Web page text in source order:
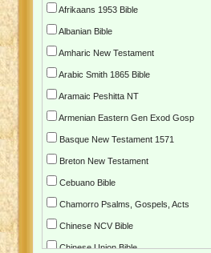
Afrikaans 1953 Bible
Albanian Bible
Amharic New Testament
Arabic Smith 1865 Bible
Aramaic Peshitta NT
Armenian Eastern Gen Exod Gosp
Basque New Testament 1571
Breton New Testament
Cebuano Bible
Chamorro Psalms, Gospels, Acts
Chinese NCV Bible
Chinese Union Bible